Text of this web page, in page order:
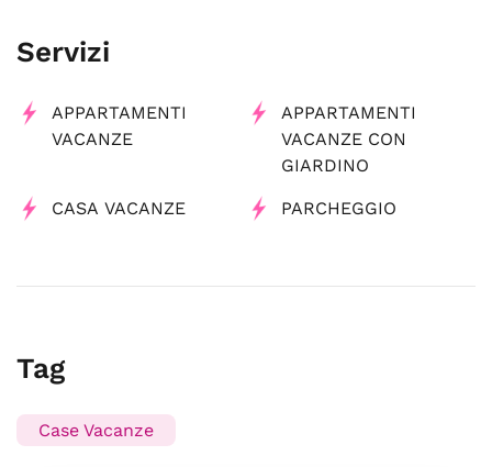
Servizi
APPARTAMENTI
VACANZE
APPARTAMENTI
VACANZE CON
GIARDINO
CASA VACANZE PARCHEGGIO
Tag
Case Vacanze